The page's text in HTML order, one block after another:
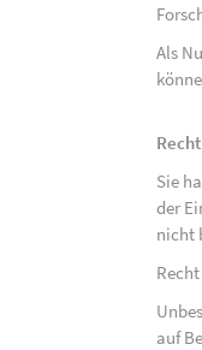
Als
Sie
der
nicht
auf